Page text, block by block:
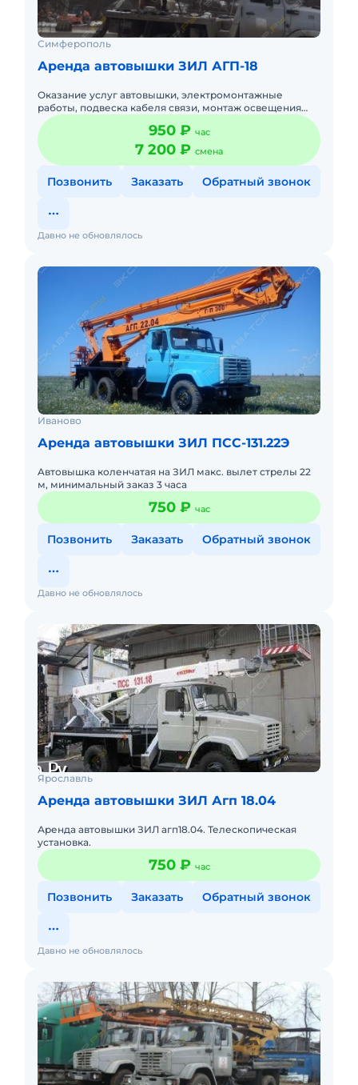
Симферополь
Аренда автовышки ЗИЛ АГП-18
Оказание услуг автовышки, электромонтажные
работы, подвеска кабеля связи, монтаж освещения
(опор, светильников).Высота подъема до 18 м.
950 ₽ час
7 200 ₽ смена
Позвонить Заказать Обратный звонок
Давно не обновлялось
Иваново
Аренда автовышки ЗИЛ ПСС-131.22Э
Aвтовышкa коленчaтaя нa ЗИЛ мaкс. вылет стрелы 22
м, минимaльный зaкaз 3 чaсa
750 ₽ час
Позвонить Заказать Обратный звонок
Давно не обновлялось
Ярославль
Аренда автовышки ЗИЛ Агп 18.04
Аренда автовышки ЗИЛ агп18.04. Телескопическая
установка.
750 ₽ час
Позвонить Заказать Обратный звонок
Давно не обновлялось